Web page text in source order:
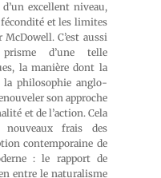
excellent niveau,
fécondité et les limites
C’est aussi
prisme d’une telle
la manière dont la
la philosophie anglo-
son approche
et de l’action. Cela
nouveaux frais des
contemporaine de
: le rapport de
entre le naturalisme